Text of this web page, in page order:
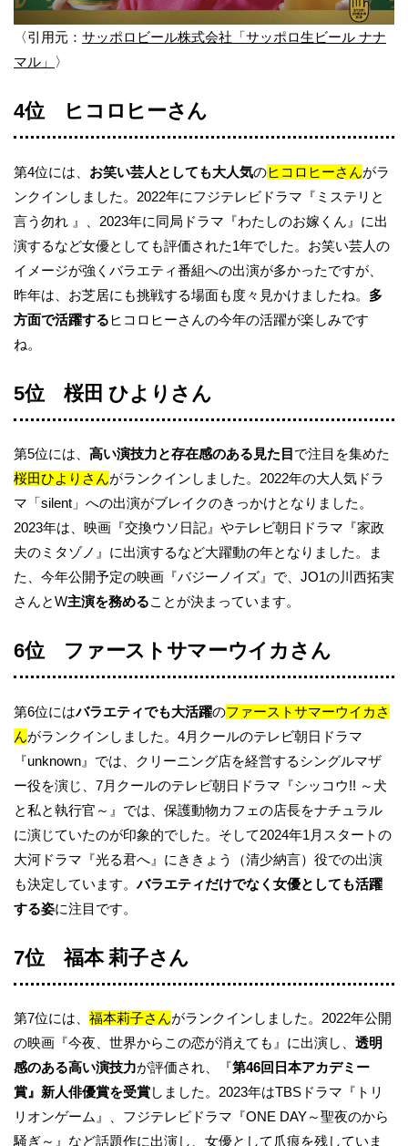
〈引用元： サッポロビール株式会社「サッポロ生ビール ナナ
マル」
〉
4位 ヒコロヒーさん
第4位には、 お笑い芸人としても大人気のヒコロヒーさんがラ
ンクインしました。2022年にフジテレビドラマ『ミステリと
言う勿れ 』、2023年に同局ドラマ『わたしのお嫁くん』に出
演するなど女優としても評価された1年でした。お笑い芸人の
イメージが強くバラエティ番組への出演が多かったですが、
昨年は、お芝居にも挑戦する場面も度々見かけましたね。 多
方面で活躍する ヒコロヒーさんの今年の活躍が楽しみです
ね。
5位 桜田 ひよりさん
第5位には、 高い演技力と存在感のある見た目 で注目を集めた
桜田ひよりさんがランクインしました。2022年の大人気ドラ
マ「silent」への出演がブレイクのきっかけとなりました。
2023年は、映画『交換ウソ日記』やテレビ朝日ドラマ『家政
夫のミタゾノ』に出演するなど大躍動の年となりました。ま
た、今年公開予定の映画『バジーノイズ』で、JO1の川西拓実
さんとW主演を務めることが決まっています。
6位 ファーストサマーウイカさん
第6位にはバラエティでも大活躍のファーストサマーウイカさ
んがランクインしました。4月クールのテレビ朝日ドラマ
『unknown』では、クリーニング店を経営するシングルマザ
ー役を演じ、7月クールのテレビ朝日ドラマ『シッコウ!! ～犬
と私と執行官～』では、保護動物カフェの店長をナチュラル
に演じていたのが印象的でした。そして2024年1月スタートの
大河ドラマ『光る君へ』にききょう（清少納言）役での出演
も決定しています。バラエティだけでなく女優としても活躍
する姿に注目です。
7位 福本 莉子さん
第7位には、 福本莉子さんがランクインしました。2022年公開
の映画『今夜、世界からこの恋が消えても』に出演し、 透明
感のある高い演技力が評価され、『第46回日本アカデミー
賞』新人俳優賞を受賞しました。2023年はTBSドラマ『トリ
リオンゲーム』、フジテレビドラマ『ONE DAY～聖夜のから
騒ぎ～』など話題作に出演し、女優として爪痕を残していま